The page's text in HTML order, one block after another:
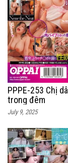
PPPE-253 Chị
trong đêm
July 9, 2025